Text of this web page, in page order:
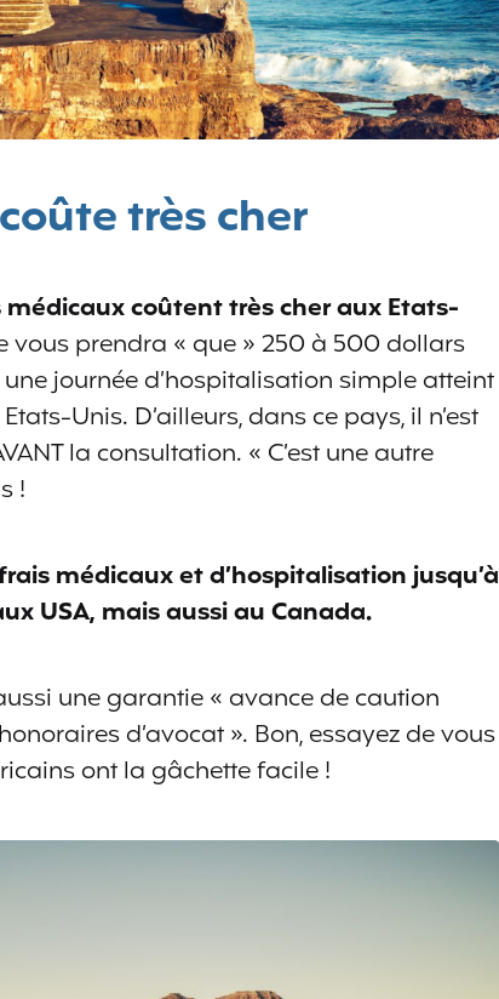
très cher
médicaux coûtent très cher aux Etats-
vous prendra « que » 250 à 500 dollars
journée d’hospitalisation simple atteint
Unis. D’ailleurs, dans ce pays, il n’est
la consultation. « C’est une autre
!
médicaux et d’hospitalisation jusqu’à
USA, mais aussi au Canada.
une garantie « avance de caution
d’avocat ». Bon, essayez de vous
ont la gâchette facile !